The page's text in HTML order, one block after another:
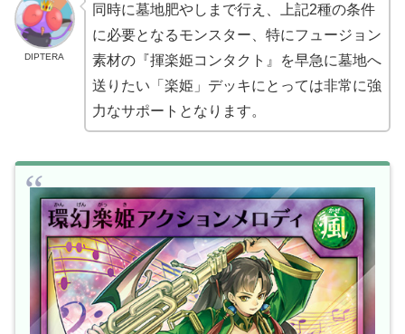
DIPTERA
同時に墓地肥やしまで行え、上記2種の条件
に必要となるモンスター、特にフュージョン
素材の『揮楽姫コンタクト』を早急に墓地へ
送りたい「楽姫」デッキにとっては非常に強
力なサポートとなります。